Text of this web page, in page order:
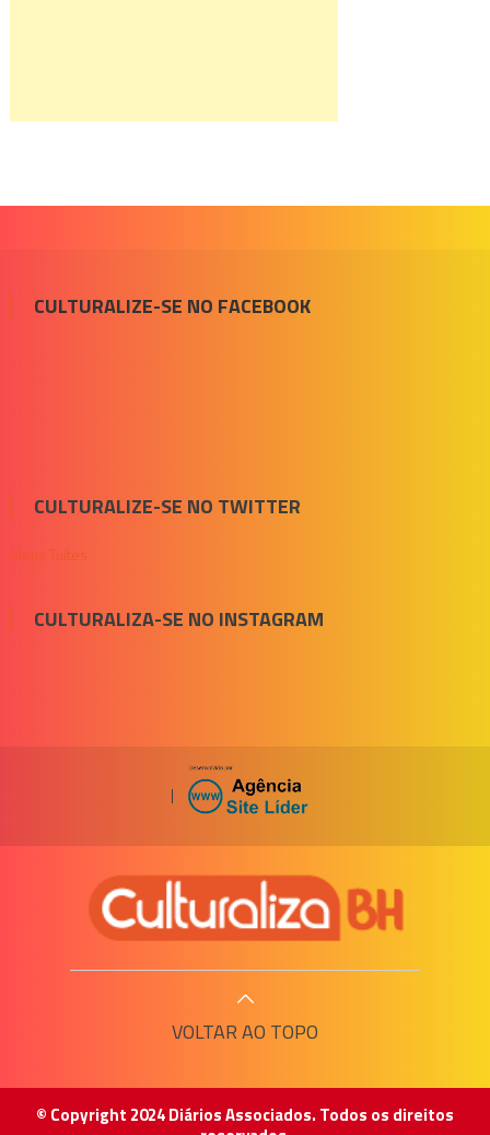
CULTURALIZE-SE NO FACEBOOK
CULTURALIZE-SE NO TWITTER
Meus Tuítes
CULTURALIZA-SE NO INSTAGRAM
|
VOLTAR AO TOPO
© Copyright 2024 Diários Associados. Todos os direitos